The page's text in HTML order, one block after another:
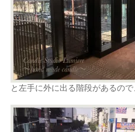
と左手に外に出る階段があるので